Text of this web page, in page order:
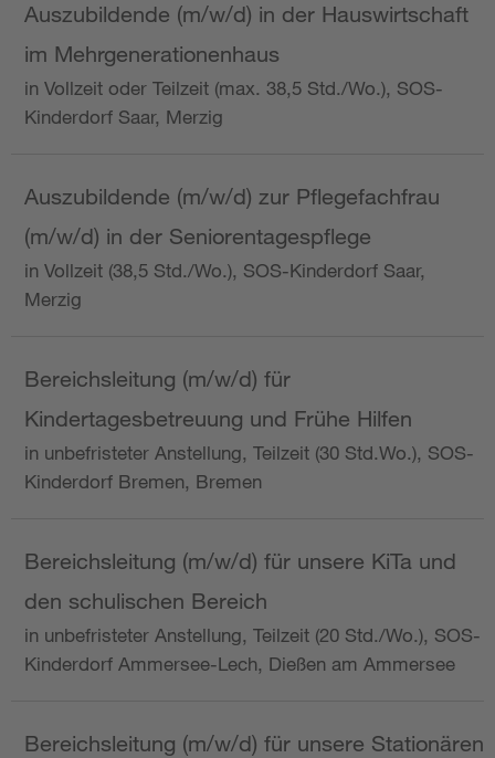
Auszubildende (m/w/d) in der Hauswirtschaft
im Mehrgenerationenhaus
in Vollzeit oder Teilzeit (max. 38,5 Std./Wo.), SOS-
Kinderdorf Saar, Merzig
Auszubildende (m/w/d) zur Pflegefachfrau
(m/w/d) in der Seniorentagespflege
in Vollzeit (38,5 Std./Wo.), SOS-Kinderdorf Saar,
Merzig
Bereichsleitung (m/w/d) für
Kindertagesbetreuung und Frühe Hilfen
in unbefristeter Anstellung, Teilzeit (30 Std.Wo.), SOS-
Kinderdorf Bremen, Bremen
Bereichsleitung (m/w/d) für unsere KiTa und
den schulischen Bereich
in unbefristeter Anstellung, Teilzeit (20 Std./Wo.), SOS-
Kinderdorf Ammersee-Lech, Dießen am Ammersee
Bereichsleitung (m/w/d) für unsere Stationären